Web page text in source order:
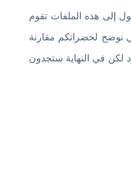
إلى هذه الملفات تقوم
نوضح لحضراتكم مقارنة
لكن في النهاية ستجدون